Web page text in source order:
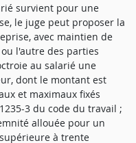
survient pour une
le juge peut proposer la
avec maintien de
l'autre des parties
au salarié une
dont le montant est
et maximaux fixés
3 du code du travail ;
allouée pour un
à trente